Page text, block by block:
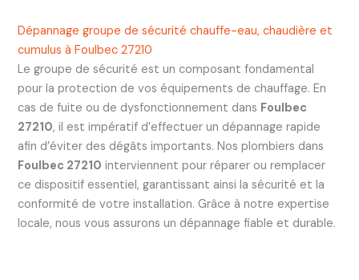
Dépannage groupe de sécurité chauffe-eau, chaudière et
cumulus à Foulbec 27210
Le groupe de sécurité est un composant fondamental
pour la protection de vos équipements de chauffage. En
cas de fuite ou de dysfonctionnement dans Foulbec
27210, il est impératif d’effectuer un dépannage rapide
afin d’éviter des dégâts importants. Nos plombiers dans
Foulbec 27210 interviennent pour réparer ou remplacer
ce dispositif essentiel, garantissant ainsi la sécurité et la
conformité de votre installation. Grâce à notre expertise
locale, nous vous assurons un dépannage fiable et durable.